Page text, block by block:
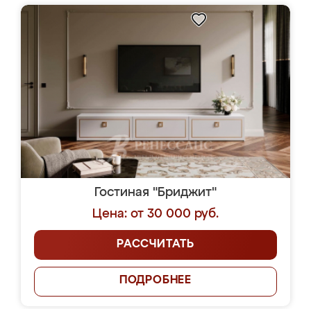
Гостиная "Бриджит"
Цена: от 30 000 руб.
РАССЧИТАТЬ
ПОДРОБНЕЕ